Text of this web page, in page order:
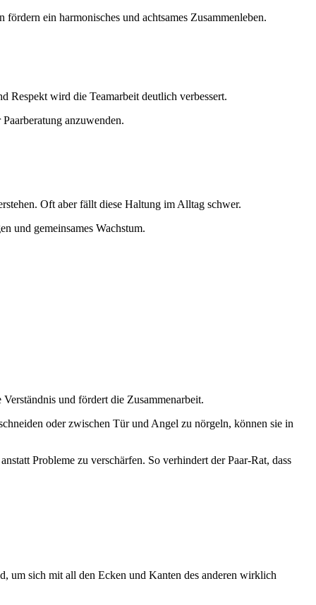
ein harmonisches und achtsames Zusammenleben.
Respekt wird die Teamarbeit deutlich verbessert.
anzuwenden.
Oft aber fällt diese Haltung im Alltag schwer.
und gemeinsames Wachstum.
und fördert die Zusammenarbeit.
oder zwischen Tür und Angel zu nörgeln, können sie in
Probleme zu verschärfen. So verhindert der Paar-Rat, dass
um sich mit all den Ecken und Kanten des anderen wirklich